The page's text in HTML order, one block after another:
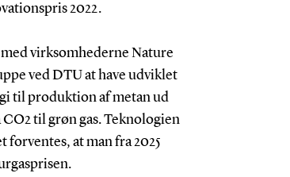
2022.
virksomhederne Nature
ved DTU at have udviklet
til produktion af metan ud
til grøn gas. Teknologien
at man fra 2025